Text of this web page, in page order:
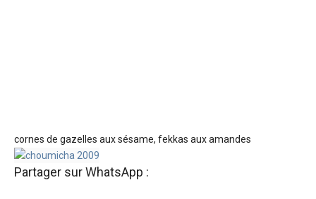
cornes de gazelles aux sésame, fekkas aux amandes
Partager sur WhatsApp :